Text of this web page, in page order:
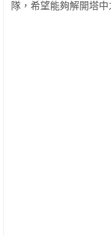
隊，希望能夠解開塔